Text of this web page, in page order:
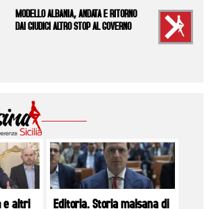
MODELLO ALBANIA, ANDATA E RITORNO
DAI GIUDICI ALTRO STOP AL GOVERNO
e altri
Editoria. Storia malsana di